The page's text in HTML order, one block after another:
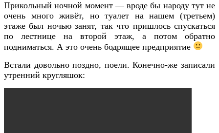
Прикольный ночной момент — вроде бы народу тут не
очень много живёт, но туалет на нашем (третьем)
этаже был ночью занят, так что пришлось спускаться
по лестнице на второй этаж, а потом обратно
подниматься. А это очень бодрящее предприятие
Встали довольно поздно, поели. Конечно-же записали
утренний кругляшок: